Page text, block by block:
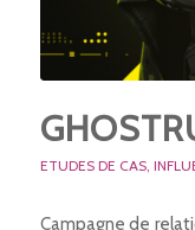
ETUDES DE CAS,
Campagne de